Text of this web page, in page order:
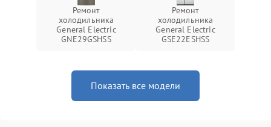
Ремонт
холодильника
General Electric
GNE29GSHSS
Ремонт
холодильника
General Electric
GSE22ESHSS
Показать все модели